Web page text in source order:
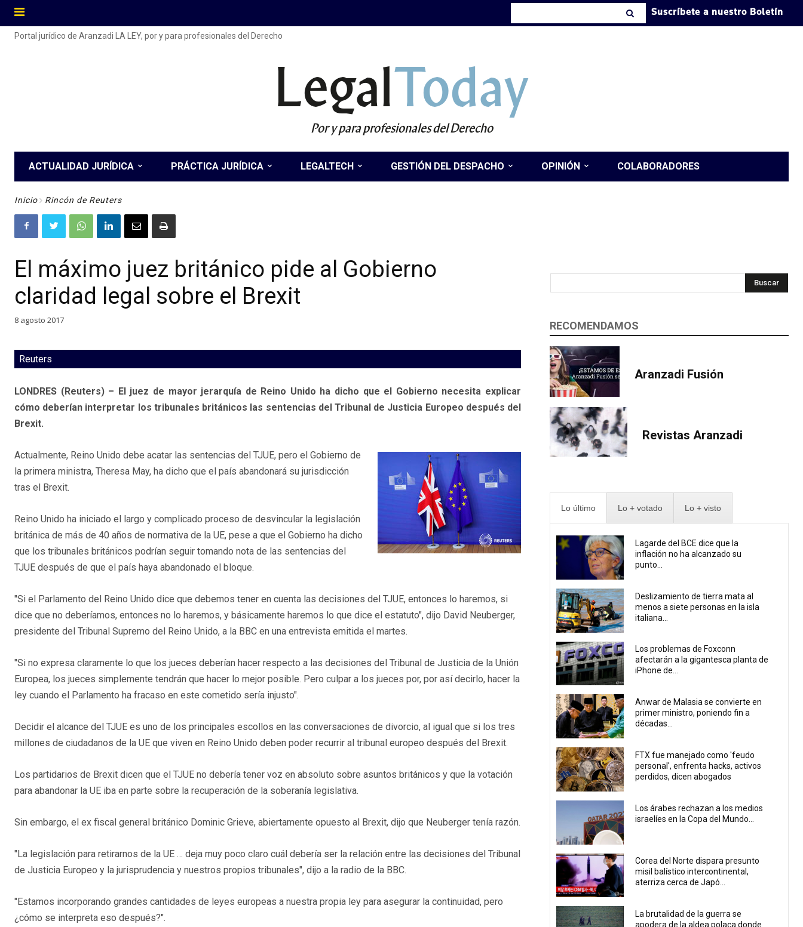
Suscríbete a nuestro Boletín
Portal jurídico de Aranzadi LA LEY, por y para profesionales del Derecho
LegalToday
Por y para profesionales del Derecho
ACTUALIDAD JURÍDICA PRÁCTICA JURÍDICA LEGALTECH GESTIÓN DEL DESPACHO OPINIÓN COLABORADORES
Inicio Rincón de Reuters
El máximo juez británico pide al Gobierno
claridad legal sobre el Brexit
8 agosto 2017
Reuters
LONDRES (Reuters) – El juez de mayor jerarquía de Reino Unido ha dicho que el Gobierno necesita explicar
cómo deberían interpretar los tribunales británicos las sentencias del Tribunal de Justicia Europeo después del
Brexit.
Actualmente, Reino Unido debe acatar las sentencias del TJUE, pero el Gobierno de
la primera ministra, Theresa May, ha dicho que el país abandonará su jurisdicción
tras el Brexit.
Reino Unido ha iniciado el largo y complicado proceso de desvincular la legislación
británica de más de 40 años de normativa de la UE, pese a que el Gobierno ha dicho
que los tribunales británicos podrían seguir tomando nota de las sentencias del
TJUE después de que el país haya abandonado el bloque.
"Si el Parlamento del Reino Unido dice que debemos tener en cuenta las decisiones del TJUE, entonces lo haremos, si
dice que no deberíamos, entonces no lo haremos, y básicamente haremos lo que dice el estatuto", dijo David Neuberger,
presidente del Tribunal Supremo del Reino Unido, a la BBC en una entrevista emitida el martes.
"Si no expresa claramente lo que los jueces deberían hacer respecto a las decisiones del Tribunal de Justicia de la Unión
Europea, los jueces simplemente tendrán que hacer lo mejor posible. Pero culpar a los jueces por, por así decirlo, hacer la
ley cuando el Parlamento ha fracaso en este cometido sería injusto".
Decidir el alcance del TJUE es uno de los principales escollos en las conversaciones de divorcio, al igual que si los tres
millones de ciudadanos de la UE que viven en Reino Unido deben poder recurrir al tribunal europeo después del Brexit.
Los partidarios de Brexit dicen que el TJUE no debería tener voz en absoluto sobre asuntos británicos y que la votación
para abandonar la UE iba en parte sobre la recuperación de la soberanía legislativa.
Sin embargo, el ex fiscal general británico Dominic Grieve, abiertamente opuesto al Brexit, dijo que Neuberger tenía razón.
"La legislación para retirarnos de la UE … deja muy poco claro cuál debería ser la relación entre las decisiones del Tribunal
de Justicia Europeo y la jurisprudencia y nuestros propios tribunales", dijo a la radio de la BBC.
"Estamos incorporando grandes cantidades de leyes europeas a nuestra propia ley para asegurar la continuidad, pero
¿cómo se interpreta eso después?".
Buscar
RECOMENDAMOS
Aranzadi Fusión
Revistas Aranzadi
Lo último Lo + votado Lo + visto
Lagarde del BCE dice que la
inflación no ha alcanzado su
punto...
Deslizamiento de tierra mata al
menos a siete personas en la isla
italiana...
Los problemas de Foxconn
afectarán a la gigantesca planta de
iPhone de...
Anwar de Malasia se convierte en
primer ministro, poniendo fin a
décadas...
FTX fue manejado como 'feudo
personal', enfrenta hacks, activos
perdidos, dicen abogados
Los árabes rechazan a los medios
israelíes en la Copa del Mundo...
Corea del Norte dispara presunto
misil balístico intercontinental,
aterriza cerca de Japó...
La brutalidad de la guerra se
apodera de la aldea polaca donde